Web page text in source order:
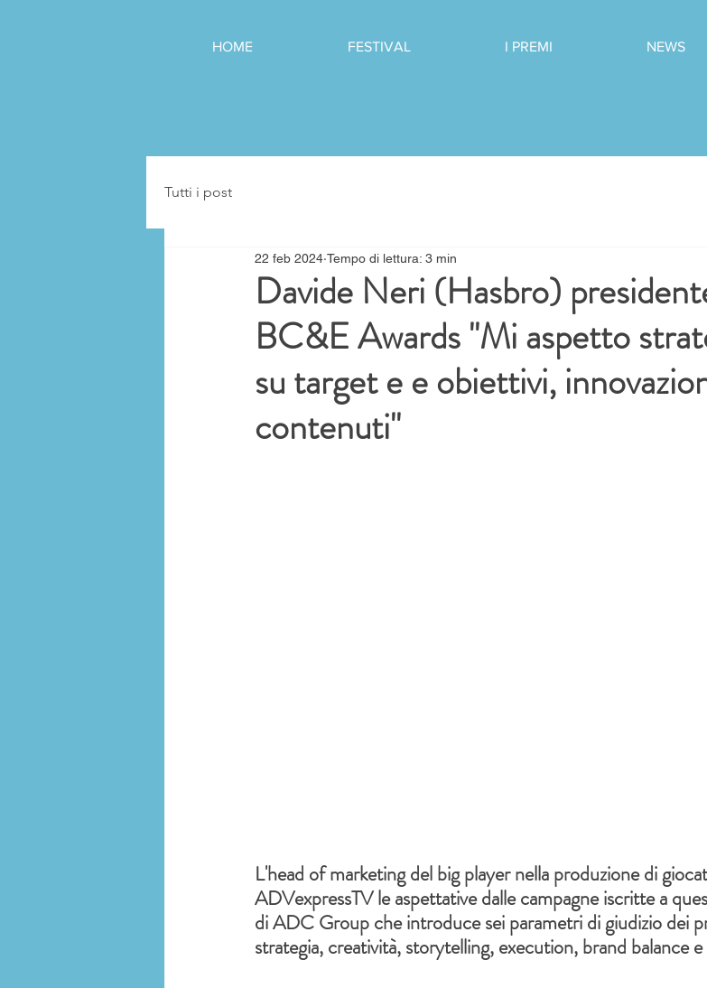
HOME FESTIVAL I PREMI NEWS
Tutti i post
Davide Neri (Hasbro)
BC&E Awards "Mi aspetto
su target e e obiettivi,
contenuti"
22 feb 2024 Tempo di lettura: 3 min
L'head of marketing del big player nella produzione di
ADVexpressTV le aspettative dalle campagne iscritte a
di ADC Group che introduce sei parametri di giudizio dei
strategia, creatività, storytelling, execution, brand balance